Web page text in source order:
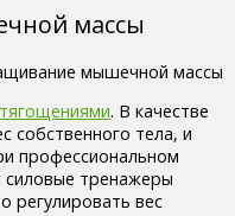
массы
. В качестве
собственного тела, и
профессиональном
силовые тренажеры
регулировать вес